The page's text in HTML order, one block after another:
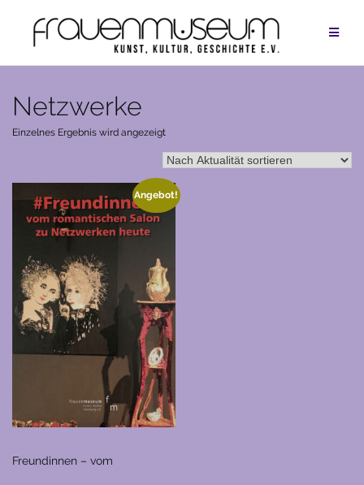
springen
Netzwerke
Einzelnes Ergebnis wird angezeigt
Angebot!
Freundinnen – vom